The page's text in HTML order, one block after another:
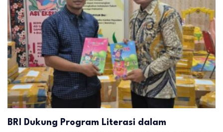
BRI Dukung Program Literasi dalam